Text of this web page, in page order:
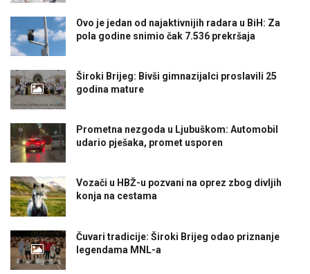
Ovo je jedan od najaktivnijih radara u BiH: Za
pola godine snimio čak 7.536 prekršaja
Široki Brijeg: Bivši gimnazijalci proslavili 25
godina mature
Prometna nezgoda u Ljubuškom: Automobil
udario pješaka, promet usporen
Vozači u HBŽ-u pozvani na oprez zbog divljih
konja na cestama
Čuvari tradicije: Široki Brijeg odao priznanje
legendama MNL-a